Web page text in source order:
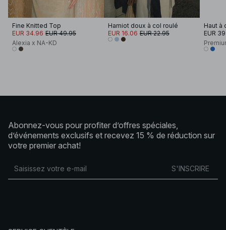
Fine Knitted Top
EUR 34.96 EUR 49.95
Alexia x NA-KD
Hamiot doux à col roulé
EUR 16.06 EUR 22.95
EUR
Abonnez-vous pour profiter d’offres spéciales,
d’événements exclusifs et recevez 15 % de réduction sur
votre premier achat!
S'INSCRIRE